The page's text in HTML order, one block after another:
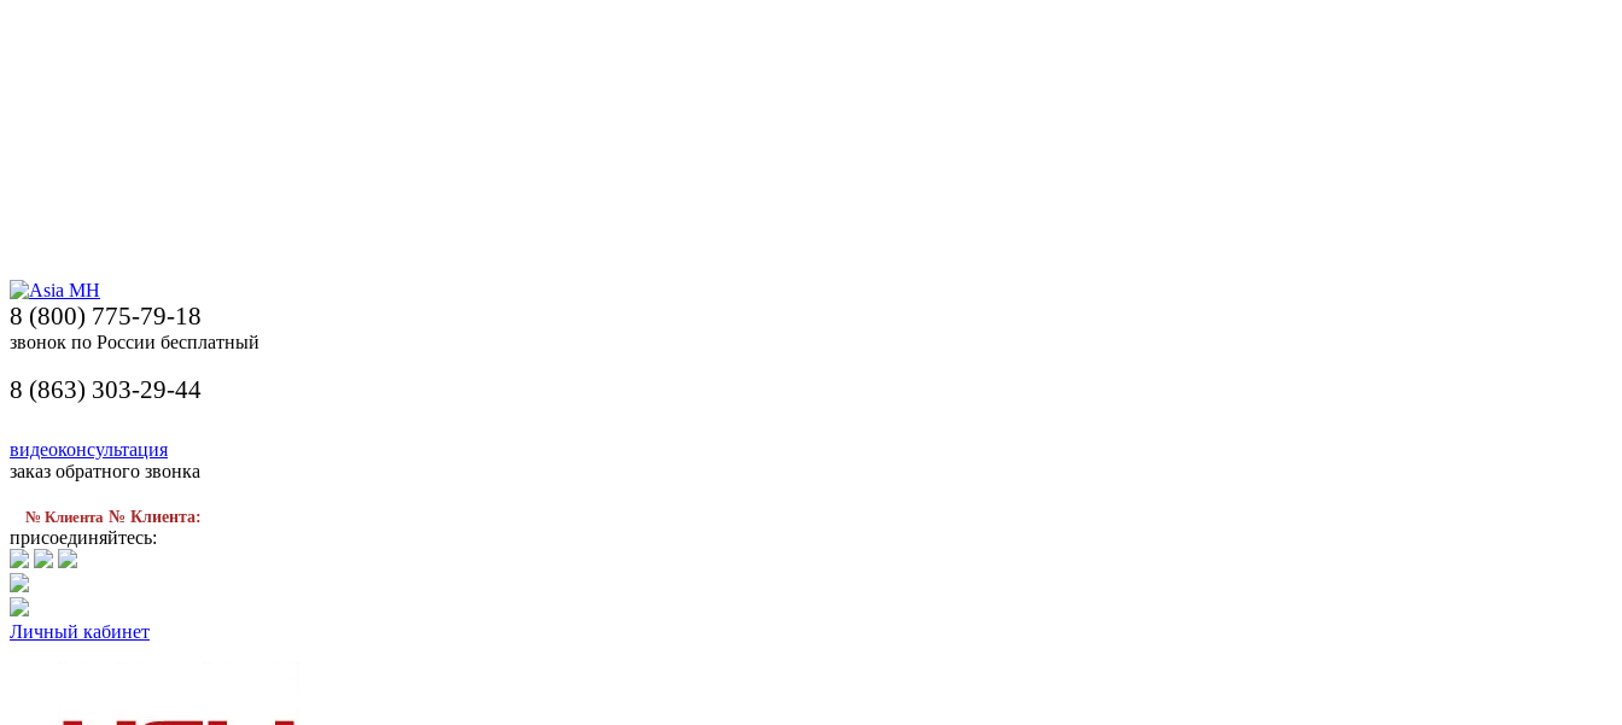
8 (800) 775-79-18
звонок по России бесплатный
8 (863) 303-29-44
видеоконсультация
заказ обратного звонка
№ Клиента № Клиента:
присоединяйтесь:
Личный кабинет